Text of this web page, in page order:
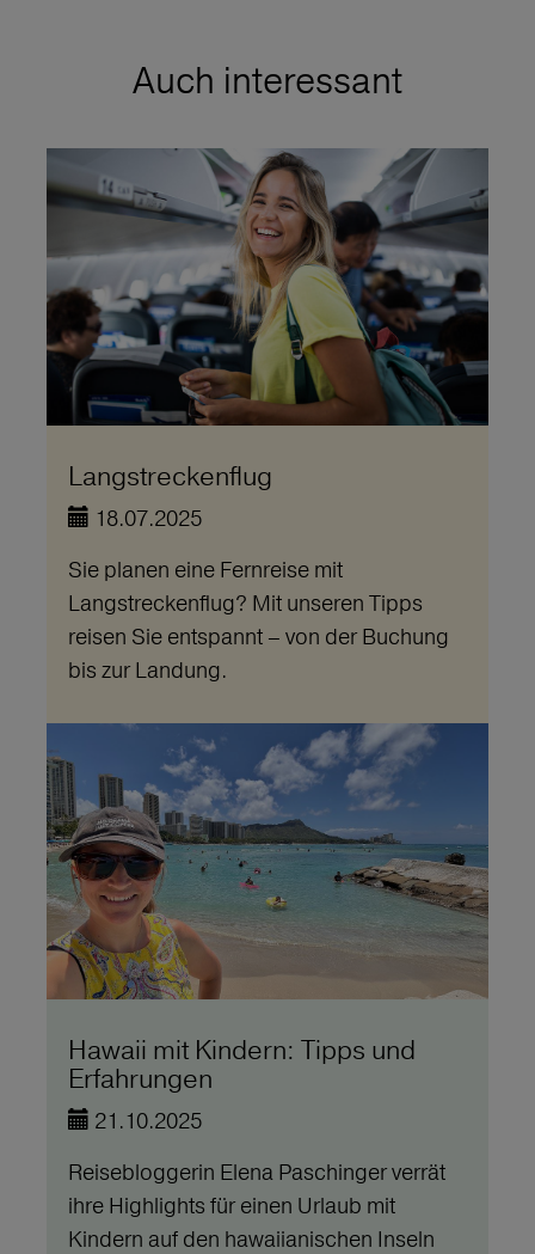
Auch interessant
Langstreckenflug
18.07.2025
Sie planen eine Fernreise mit
Langstreckenflug? Mit unseren Tipps
reisen Sie entspannt – von der Buchung
bis zur Landung.
Hawaii mit Kindern: Tipps und
Erfahrungen
21.10.2025
Reisebloggerin Elena Paschinger verrät
ihre Highlights für einen Urlaub mit
Kindern auf den hawaiianischen Inseln